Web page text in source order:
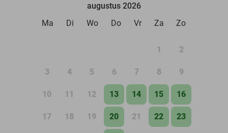
augustus 2026
Ma
Di Wo Do Vr Za Zo
1 2
3 4 5 6 7 8 9
10 11 12 13 14 15 16
17 18 19 20 21 22 23